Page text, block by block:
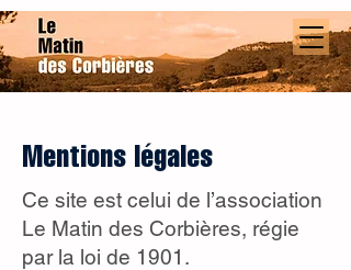
Mentions légales
Ce site est celui de l’association
Le Matin des Corbières, régie
par la loi de 1901.